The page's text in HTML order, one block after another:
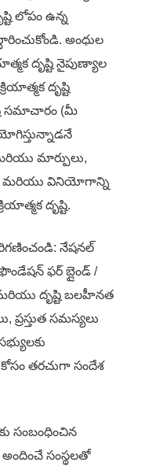
లోపం ఉన్న
అంధుల
దృష్టి నైపుణ్యాల
దృష్టి
సమాచారం (మీ
మార్పులు,
మరియు వినియోగాన్ని
దృష్టి.
నేషనల్
ఫర్ బ్లైండ్ /
దృష్టి బలహీనత
సమస్యలు
కోసం తరచుగా సందేశ
సంబంధించిన
సంస్థలతో